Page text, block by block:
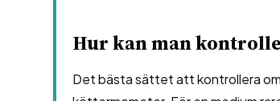
Hur kan man
Det bästa sättet att kontrollera